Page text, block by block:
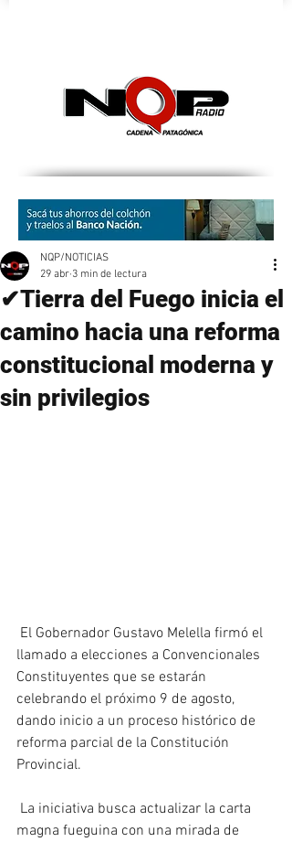
✔Tierra del Fuego inicia el
camino hacia una reforma
constitucional moderna y
sin privilegios
NQP/NOTICIAS
29 abr 3 min de lectura
El Gobernador Gustavo Melella firmó el
llamado a elecciones a Convencionales
Constituyentes que se estarán
celebrando el próximo 9 de agosto,
dando inicio a un proceso histórico de
reforma parcial de la Constitución
Provincial.
La iniciativa busca actualizar la carta
magna fueguina con una mirada de